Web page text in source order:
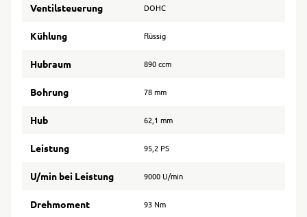
Ventilsteuerung DOHC
Kühlung flüssig
Hubraum 890 ccm
Bohrung 78 mm
Hub 62,1 mm
Leistung 95,2 PS
U/min bei Leistung 9000 U/min
Drehmoment 93 Nm